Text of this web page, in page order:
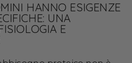
HANNO ESIGENZE
UNA
E